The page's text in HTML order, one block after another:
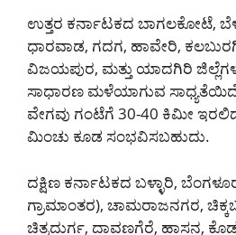
ಉತ್ತರ ಕರ್ನಾಟಕದ ಬಾಗಲಕೋಟೆ,
ಧಾರವಾಡ, ಗದಗ, ಹಾವೇರಿ,
ವಿಜಯಪುರ, ಮತ್ತು ಯಾದಗಿರಿ
ಸಾಧಾರಣ ಮಳೆಯಾಗುವ
ವೇಗವು ಗಂಟೆಗೆ 30-40 ಕಿಮೀ
ಮಿಂಚು ಕೂಡ ಸಂಭವಿಸಬಹುದು.
ದಕ್ಷಿಣ ಕರ್ನಾಟಕದ ಬಳ್ಳಾರಿ,
ಗ್ರಾಮಾಂತರ), ಚಾಮರಾಜನಗರ,
ಚಿತ್ರದುರ್ಗ, ದಾವಣಗೆರೆ, ಹಾಸನ,